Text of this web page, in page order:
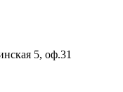
5, оф.31